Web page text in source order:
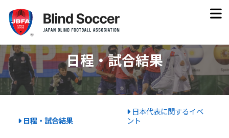
日程・試合結果
日程・試合結果
日本代表に関するイベ
ント